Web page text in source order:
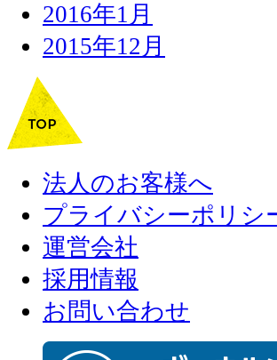
2016年1月
2015年12月
法人のお客様へ
プライバシーポリシ
運営会社
採用情報
お問い合わせ